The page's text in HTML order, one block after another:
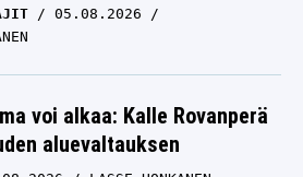
05.08.2026
voi alkaa: Kalle Rovanperä
aluevaltauksen